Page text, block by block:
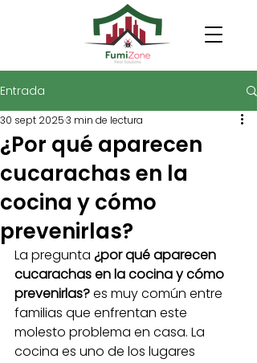
Entrada
¿Por qué aparecen
cucarachas en la
cocina y cómo
prevenirlas?
30 sept 20253 min de lectura
La pregunta ¿por qué aparecen
cucarachas en la cocina y cómo
prevenirlas? es muy común entre
familias que enfrentan este
molesto problema en casa. La
cocina es uno de los lugares